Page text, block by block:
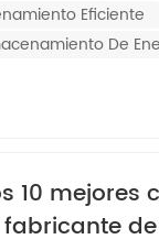
Eficiente
De
10 mejores